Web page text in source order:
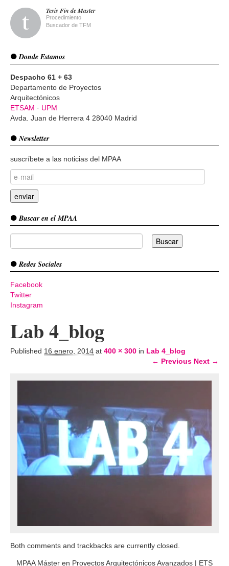
Tesis Fin de Master
Procedimiento
Buscador de TFM
Donde Estamos
Despacho 61 + 63
Departamento de Proyectos
Arquitectónicos
ETSAM · UPM
Avda. Juan de Herrera 4 28040 Madrid
Newsletter
suscríbete a las noticias del MPAA
Buscar en el MPAA
Redes Sociales
Facebook
Twitter
Instagram
Lab 4_blog
Published 16 enero, 2014 at 400 × 300 in Lab 4_blog
← Previous Next →
Both comments and trackbacks are currently closed.
MPAA Máster en Proyectos Arquitectónicos Avanzados | ETS